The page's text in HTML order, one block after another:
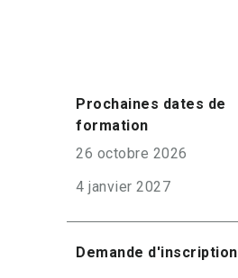
Prochaines dates de
formation
26 octobre 2026
4 janvier 2027
Demande d'inscription